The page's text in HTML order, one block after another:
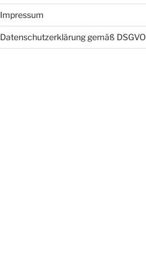
Impressum
Datenschutzerklärung gemäß DSGVO